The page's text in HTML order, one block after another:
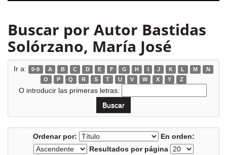
Buscar por Autor Bastidas
Solórzano, María José
Ir a: 0-9 A B C D E F G H I J K L M
N
O
P Q R S T U V W X Y Z
O introducir las primeras letras:
Ordenar por:
En orden:
Resultados por página